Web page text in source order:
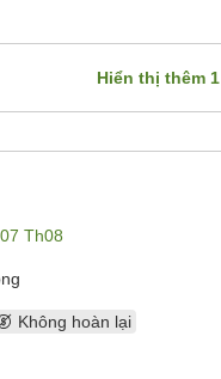
Hiển thị thêm 1
07 Th08
Không hoàn lại